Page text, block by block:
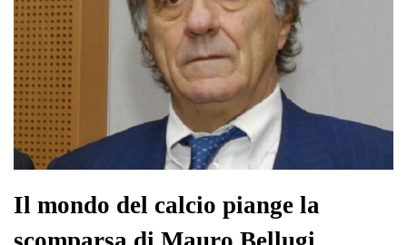
Il mondo del calcio piange la